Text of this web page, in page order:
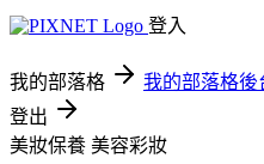
登入
我的部落格 我的部落格後
登出
美妝保養 美容彩妝